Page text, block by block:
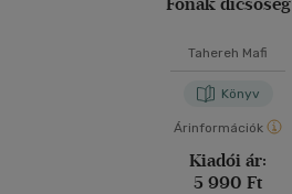
Tahereh Mafi
Könyv
Árinformációk
Kiadói ár:
5 990 Ft